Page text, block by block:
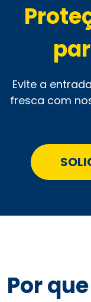
Evite a
fresca com
Por